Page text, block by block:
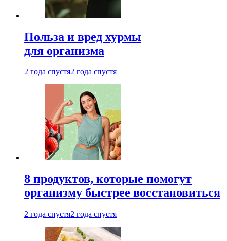
Польза и вред хурмы
для организма
2 года спустя2 года спустя
8 продуктов, которые помогут
организму быстрее восстановиться
2 года спустя2 года спустя